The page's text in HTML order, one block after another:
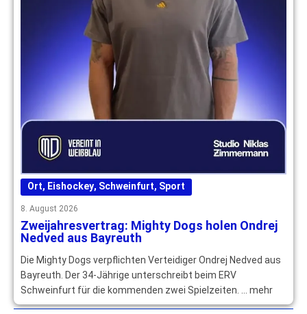
Ort, Eishockey, Schweinfurt, Sport
8. August 2026
Zweijahresvertrag: Mighty Dogs holen Ondrej
Nedved aus Bayreuth
Die Mighty Dogs verpflichten Verteidiger Ondrej Nedved aus
Bayreuth. Der 34-Jährige unterschreibt beim ERV
Schweinfurt für die kommenden zwei Spielzeiten. … mehr